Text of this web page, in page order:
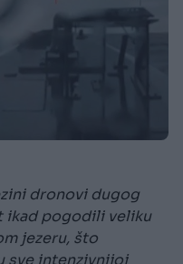
dronovi dugog
ikad pogodili veliku
jezeru, što
sve intenzivnijoj